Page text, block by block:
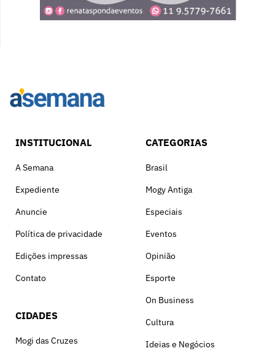
INSTITUCIONAL
A Semana
Expediente
Anuncie
Política de privacidade
Edições impressas
Contato
CIDADES
Mogi das Cruzes
CATEGORIAS
Brasil
Mogy Antiga
Especiais
Eventos
Opinião
Esporte
On Business
Cultura
Ideias e Negócios